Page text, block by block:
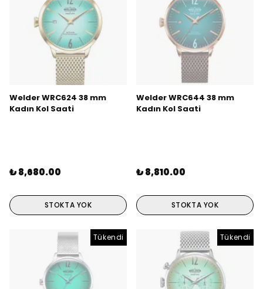
Welder WRC624 38 mm
Kadın Kol Saati
₺ 8,680.00
STOKTA YOK
Welder WRC644 38 mm
Kadın Kol Saati
₺ 8,810.00
STOKTA YOK
Tükendi Tükendi